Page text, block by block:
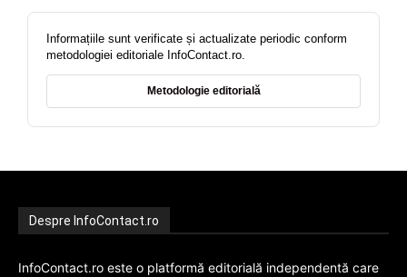
Informațiile sunt verificate și actualizate periodic conform
metodologiei editoriale InfoContact.ro.
Metodologie editorială
Despre InfoContact.ro
InfoContact.ro este o platformă editorială independentă care